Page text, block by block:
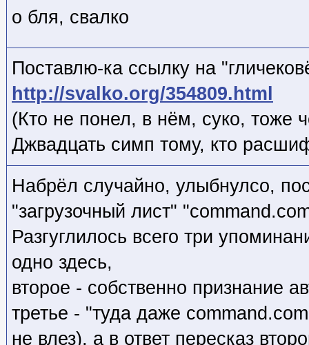
о бля, свалко
Поставлю-ка ссылку на
http://svalko.org/354809.html
(Кто не понел, в нём, суко, тоже
Джвадцать симп тому, кто
Набрёл случайно, улыбнулсо,
"загрузочный лист"
Разгуглилось всего три
одно здесь,
второе - собственно признание
третье - "туда даже
не влез), а в ответ пересказ